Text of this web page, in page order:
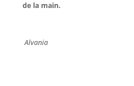
de la main.
Alvania